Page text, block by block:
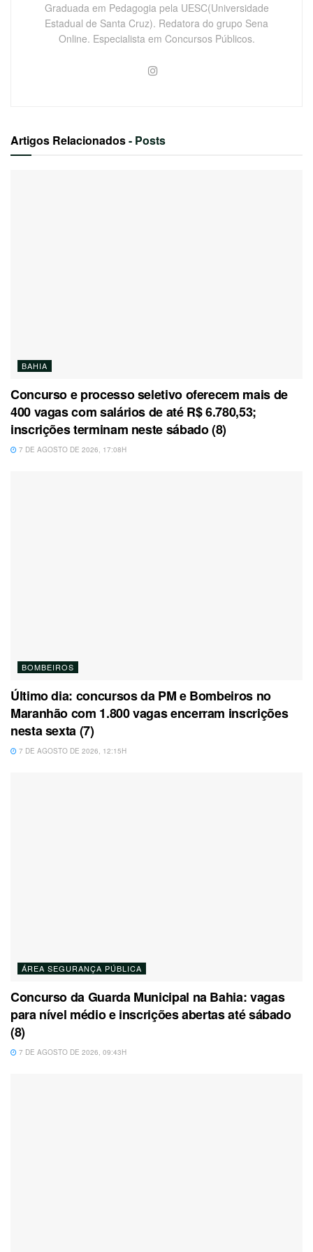
Graduada em Pedagogia pela UESC(Universidade
Estadual de Santa Cruz). Redatora do grupo Sena
Online. Especialista em Concursos Públicos.
Artigos Relacionados- Posts
BAHIA
Concurso e processo seletivo oferecem mais de
400 vagas com salários de até R$ 6.780,53;
inscrições terminam neste sábado (8)
7 DE AGOSTO DE 2026, 17:08H
BOMBEIROS
Último dia: concursos da PM e Bombeiros no
Maranhão com 1.800 vagas encerram inscrições
nesta sexta (7)
7 DE AGOSTO DE 2026, 12:15H
ÁREA SEGURANÇA PÚBLICA
Concurso da Guarda Municipal na Bahia: vagas
para nível médio e inscrições abertas até sábado
(8)
7 DE AGOSTO DE 2026, 09:43H